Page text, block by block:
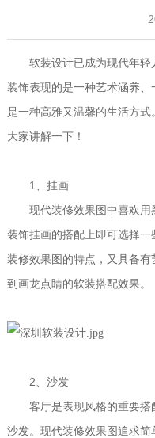
软装设计已成为现代年轻
装饰表现的是一种艺术涵养
是一种高雅又温馨的生活方
大家讲解一下！
1 、挂画
现代装修效果图中喜欢用
装饰挂画的搭配上即可选择
装修效果图的特点，又具备
到画龙点睛的软装搭配效果。
2 、沙发
客厅是表现风格的重要搭
沙发。现代装修效果图追求